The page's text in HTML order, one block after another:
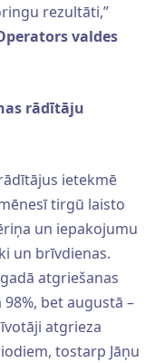
rezultāti,”
valdes
rādītāju
ietekmē
tirgū laisto
un iepakojumu
un brīvdienas.
atgriešanas
bet augustā –
atgrieza
tostarp Jāņu